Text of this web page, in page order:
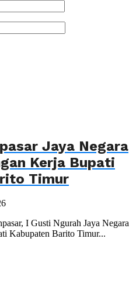
Jaya Negara
Kerja Bupati
Timur
I Gusti Ngurah Jaya Negara
Kabupaten Barito Timur...